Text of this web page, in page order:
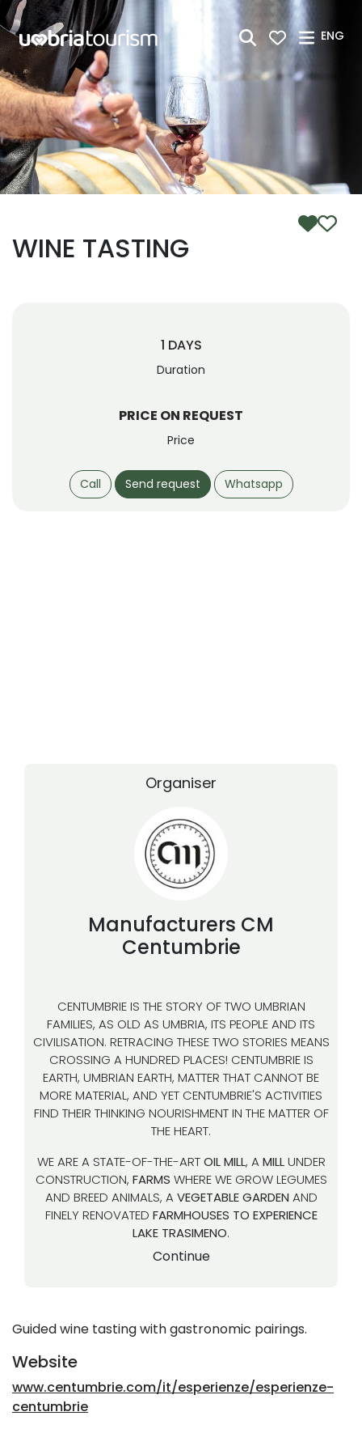
Skip to Main Content
ENG
WINE TASTING
1 DAYS
Duration
PRICE ON REQUEST
Price
Call Send request Whatsapp
Organiser
Manufacturers CM
Centumbrie
CENTUMBRIE IS THE STORY OF TWO UMBRIAN
FAMILIES, AS OLD AS UMBRIA, ITS PEOPLE AND ITS
CIVILISATION. RETRACING THESE TWO STORIES MEANS
CROSSING A HUNDRED PLACES! CENTUMBRIE IS
EARTH, UMBRIAN EARTH, MATTER THAT CANNOT BE
MORE MATERIAL, AND YET CENTUMBRIE'S ACTIVITIES
FIND THEIR THINKING NOURISHMENT IN THE MATTER OF
THE HEART.
WE ARE A STATE-OF-THE-ARTOIL MILL, AMILLUNDER
CONSTRUCTION, FARMS WHERE WE GROW LEGUMES
AND BREED ANIMALS, AVEGETABLE GARDEN AND
FINELY RENOVATED FARMHOUSES TO EXPERIENCE
LAKE TRASIMENO.
Continue
Guided wine tasting with gastronomic pairings.
Website
www.centumbrie.com/it/esperienze/esperienze-
centumbrie